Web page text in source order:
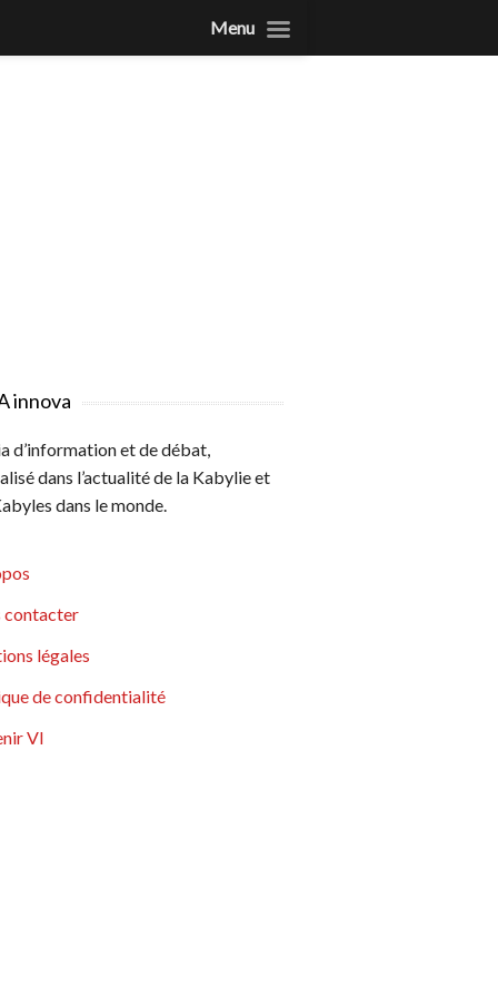
innova
d’information et de débat,
dans l’actualité de la Kabylie et
dans le monde.
contacter
légales
de confidentialité
VI
Menu